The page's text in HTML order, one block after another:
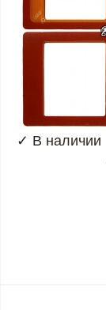
✓ В наличии